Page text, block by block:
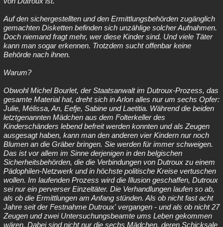
Auf den sichergestellten und den Ermittlungsbehörden zugänglich
gemachten Disketten befinden sich unzählige solcher Aufnahmen.
Doch niemand fragt mehr, wer diese Kinder sind. Und viele Täter
kann man sogar erkennen. Trotzdem sucht offenbar keine
Behörde nach ihnen.
Warum?
Obwohl Michel Bourlet, der Staatsanwalt im Dutroux-Prozess, das
gesamte Material hat, dreht sich in Arlon alles nur um sechs Opfer:
Julie, Mélissa, An, Eefje, Sabine und Laetitia. Während die beiden
letztgenannten Mädchen aus dem Folterkeller des
Kinderschänders lebend befreit werden konnten und als Zeugen
ausgesagt haben, kann man den anderen vier Kindern nur noch
Blumen an die Gräber bringen. Sie werden für immer schweigen.
Das ist vor allem im Sinne derjenigen in den belgischen
Sicherheitsbehörden, die die Verbindungen von Dutroux zu einem
Pädophilen-Netzwerk und in höchste politische Kreise vertuschen
wollen. Im laufenden Prozess wird die Illusion geschaffen, Dutroux
sei nur ein perverser Einzeltäter. Die Verhandlungen laufen so ab,
als ob die Ermittlungen am Anfang stünden. Als ob nicht fast acht
Jahre seit der Festnahme Dutroux' vergangen - und als ob nicht 27
Zeugen und zwei Untersuchungsbeamte ums Leben gekommen
wären. Dabei sind nicht nur die sechs Mädchen, deren Schicksale